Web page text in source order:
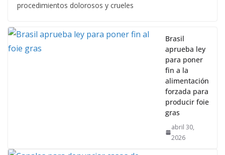
procedimientos dolorosos y crueles
Brasil
aprueba ley
para poner
fin a la
alimentación
forzada para
producir foie
gras
abril 30,
2026